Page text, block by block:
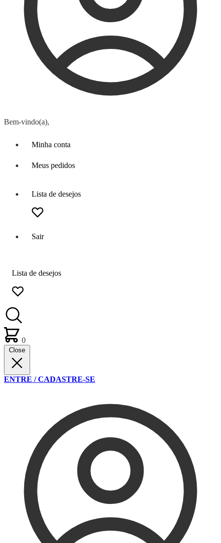
Bem-vindo(a),
Minha conta
Meus pedidos
Lista de desejos
Sair
Lista de desejos
0
Close
ENTRE / CADASTRE-SE